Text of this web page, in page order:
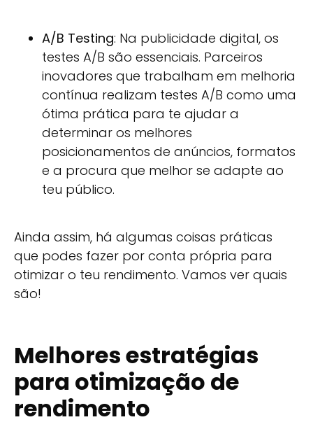
A/B Testing: Na publicidade digital, os
testes A/B são essenciais. Parceiros
inovadores que trabalham em melhoria
contínua realizam testes A/B como uma
ótima prática para te ajudar a
determinar os melhores
posicionamentos de anúncios, formatos
e a procura que melhor se adapte ao
teu público.
Ainda assim, há algumas coisas práticas
que podes fazer por conta própria para
otimizar o teu rendimento. Vamos ver quais
são!
Melhores estratégias
para otimização de
rendimento